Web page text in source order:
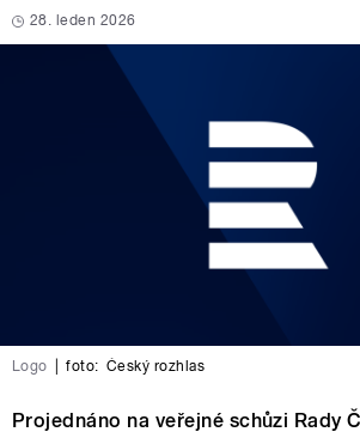
28. leden 2026
Logo foto: Český rozhlas
Projednáno na veřejné schůzi Rady